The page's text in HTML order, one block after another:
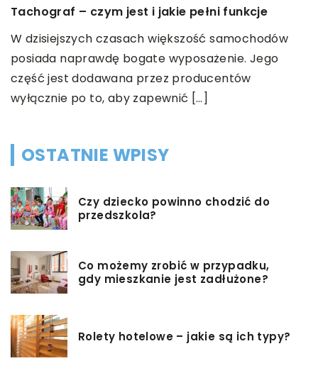
– czym jest i jakie pełni funkcje
czasach większość samochodów
bogate wyposażenie. Jego
dodawana przez producentów
po to, aby zapewnić […]
powinieneś
Osoby
w różnych
kłopot ze
OSTATNIE WPISY
Czy dziecko powinno chodzić do
przedszkola?
Co możemy zrobić w przypadku,
gdy mieszkanie jest zadłużone?
Rolety hotelowe – jakie są ich typy?